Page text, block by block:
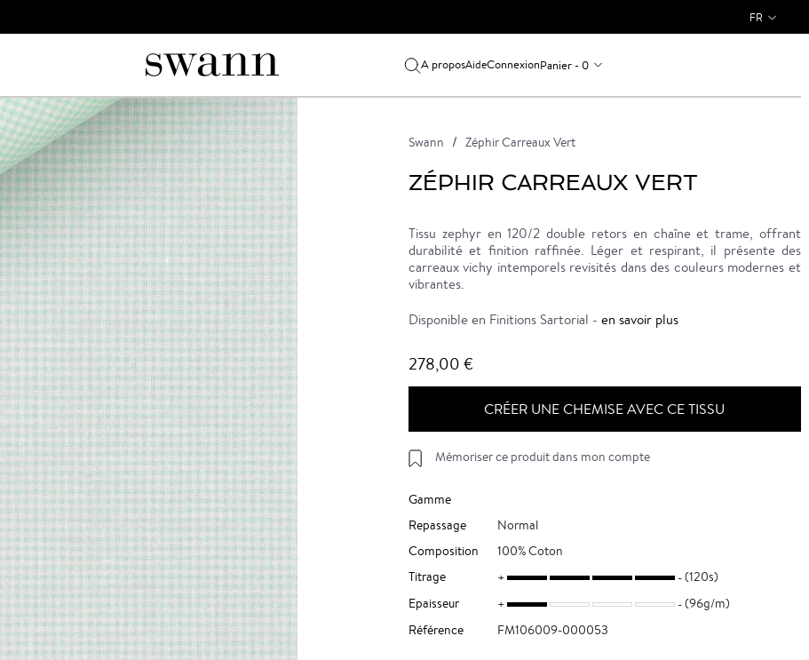
FR
A proposAideConnexionPanier - 0
Swann Zéphir Carreaux Vert
ZÉPHIR CARREAUX VERT
Tissu zephyr en 120/2 double retors en chaîne et trame, offrant
durabilité et finition raffinée. Léger et respirant, il présente des
carreaux vichy intemporels revisités dans des couleurs modernes et
vibrantes.
Disponible en Finitions Sartorial - en savoir plus
278,00 €
CRÉER UNE CHEMISE AVEC CE TISSU
Mémoriser ce produit dans mon compte
Gamme
Repassage
Normal
Composition
100% Coton
Titrage
(120s)
Epaisseur
(96g/m)
Référence
FM106009-000053